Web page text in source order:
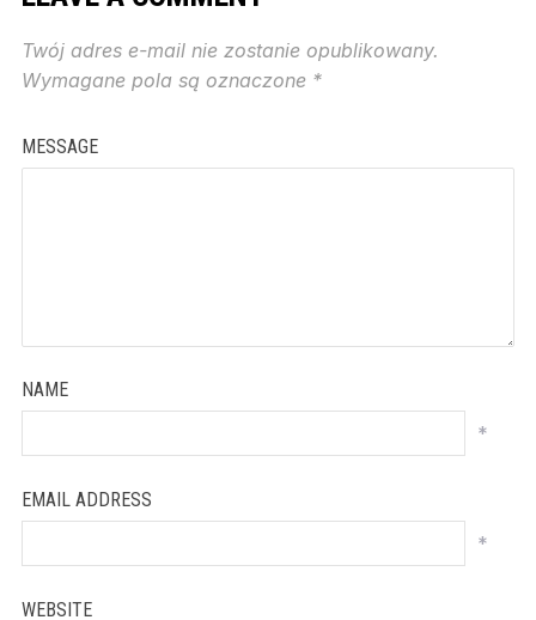
Twój adres e-mail nie zostanie opublikowany.
Wymagane pola są oznaczone *
MESSAGE
NAME
*
EMAIL ADDRESS
*
WEBSITE